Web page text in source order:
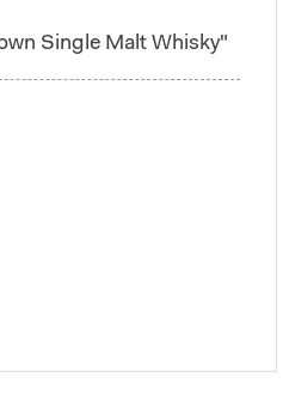
Single Malt Whisky"